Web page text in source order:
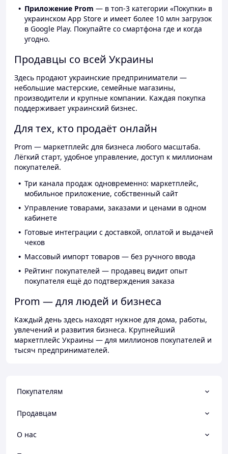
Приложение Prom — в топ-3 категории «Покупки» в
украинском App Store и имеет более 10 млн загрузок
в Google Play. Покупайте со смартфона где и когда
угодно.
Продавцы со всей Украины
Здесь продают украинские предприниматели —
небольшие мастерские, семейные магазины,
производители и крупные компании. Каждая покупка
поддерживает украинский бизнес.
Для тех, кто продаёт онлайн
Prom — маркетплейс для бизнеса любого масштаба.
Лёгкий старт, удобное управление, доступ к миллионам
покупателей.
Три канала продаж одновременно: маркетплейс,
мобильное приложение, собственный сайт
Управление товарами, заказами и ценами в одном
кабинете
Готовые интеграции с доставкой, оплатой и выдачей
чеков
Массовый импорт товаров — без ручного ввода
Рейтинг покупателей — продавец видит опыт
покупателя ещё до подтверждения заказа
Prom — для людей и бизнеса
Каждый день здесь находят нужное для дома, работы,
увлечений и развития бизнеса. Крупнейший
маркетплейс Украины — для миллионов покупателей и
тысяч предпринимателей.
Покупателям
Продавцам
О нас